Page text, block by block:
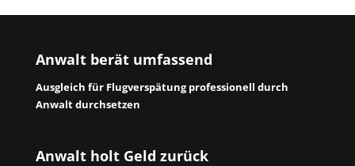
Anwalt berät umfassend
Ausgleich für Flugverspätung professionell durch
Anwalt durchsetzen
Anwalt holt Geld zurück